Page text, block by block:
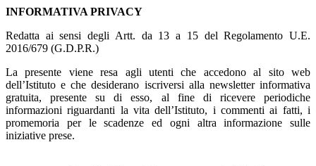
INFORMATIVA PRIVACY
Redatta ai sensi degli Artt. da 13 a 15 del Regolamento U.E.
2016/679 (G.D.P.R.)
La presente viene resa agli utenti che accedono al sito web
dell’Istituto e che desiderano iscriversi alla newsletter informativa
gratuita, presente su di esso, al fine di ricevere periodiche
informazioni riguardanti la vita dell’Istituto, i commenti ai fatti, i
promemoria per le scadenze ed ogni altra informazione sulle
iniziative prese.